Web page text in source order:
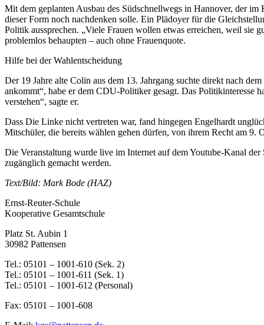
Mit dem geplanten Ausbau des Südschnellwegs in Hannover, der
dieser Form noch nachdenken solle. Ein Plädoyer für die
Politik aussprechen. „Viele Frauen wollen etwas erreichen, weil sie
problemlos behaupten – auch ohne Frauenquote.
Hilfe bei der Wahlentscheidung
Der 19 Jahre alte Colin aus dem 13. Jahrgang suchte direkt nach
ankommt“, habe er dem CDU-Politiker gesagt. Das Politikinteresse
verstehen“, sagte er.
Dass Die Linke nicht vertreten war, fand hingegen Engelhardt
Mitschüler, die bereits wählen gehen dürfen, von ihrem Recht am 9.
Die Veranstaltung wurde live im Internet auf dem Youtube-Kanal
zugänglich gemacht werden.
Text/Bild: Mark Bode (HAZ)
Ernst-Reuter-Schule
Kooperative Gesamtschule
Platz St. Aubin 1
30982 Pattensen
Tel.: 05101 – 1001-610 (Sek. 2)
Tel.: 05101 – 1001-611 (Sek. 1)
Tel.: 05101 – 1001-612 (Personal)
Fax: 05101 – 1001-608